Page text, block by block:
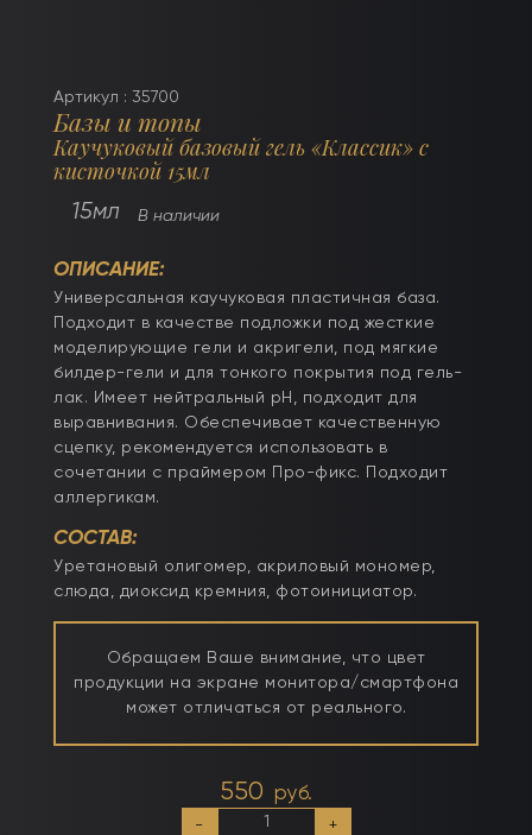
Артикул : 35700
Базы и топы
Каучуковый базовый гель «Классик» с
кисточкой 15мл
15мл В наличии
ОПИСАНИЕ:
Универсальная каучуковая пластичная база.
Подходит в качестве подложки под жесткие
моделирующие гели и акригели, под мягкие
билдер-гели и для тонкого покрытия под гель-
лак. Имеет нейтральный pH, подходит для
выравнивания. Обеспечивает качественную
сцепку, рекомендуется использовать в
сочетании с праймером Про-фикс. Подходит
аллергикам.
СОСТАВ:
Уретановый олигомер, акриловый мономер,
слюда, диоксид кремния, фотоинициатор.
Обращаем Ваше внимание, что цвет
продукции на экране монитора/смартфона
может отличаться от реального.
550 руб.
Количество
- +